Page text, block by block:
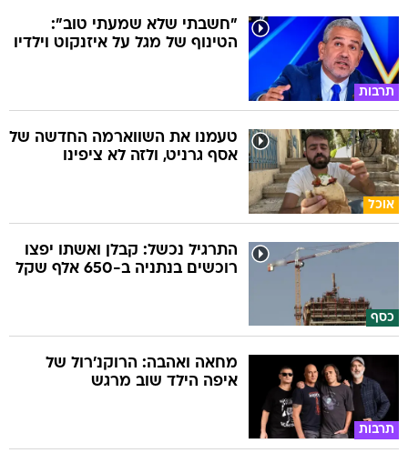
תרבות
"חשבתי שלא שמעתי טוב":
הטינוף של מגל על איזנקוט וילדיו
אוכל
טעמנו את השווארמה החדשה של
אסף גרניט, ולזה לא ציפינו
כסף
התרגיל נכשל: קבלן ואשתו יפצו
רוכשים בנתניה ב-650 אלף שקל
תרבות
מחאה ואהבה: הרוקנ'רול של
איפה הילד שוב מרגש